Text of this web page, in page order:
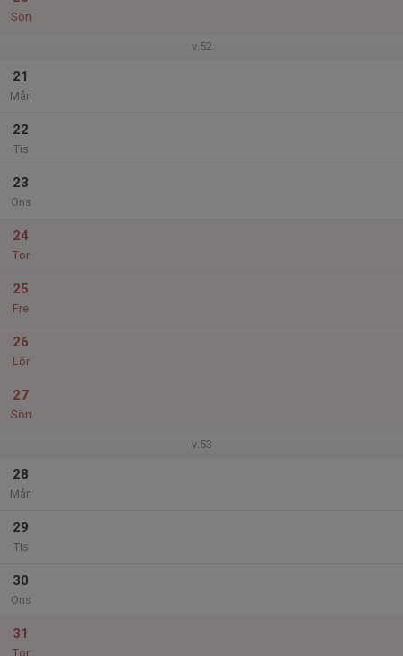
Sön
v.52
21
Mån
22
Tis
23
Ons
24
Tor
25
Fre
26
Lör
27
Sön
v.53
28
Mån
29
Tis
30
Ons
31
Tor